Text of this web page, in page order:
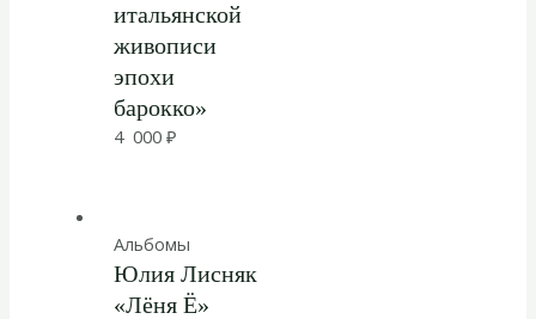
итальянской
живописи
эпохи
барокко»
4 000₽
Альбомы
Юлия Лисняк
«Лёня Ё»